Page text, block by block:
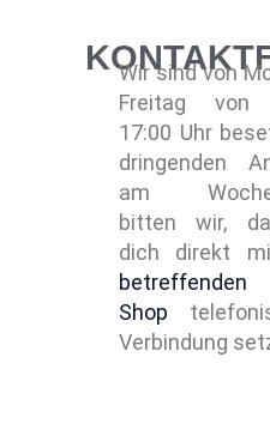
Wir sind von
Freitag von
17:00 Uhr
dringenden
am
bitten wir,
dich direkt
betreffenden
Shop
Verbindung